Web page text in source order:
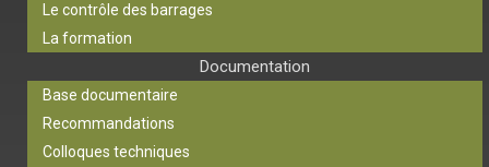
Le contrôle des barrages
La formation
Documentation
Base documentaire
Recommandations
Colloques techniques